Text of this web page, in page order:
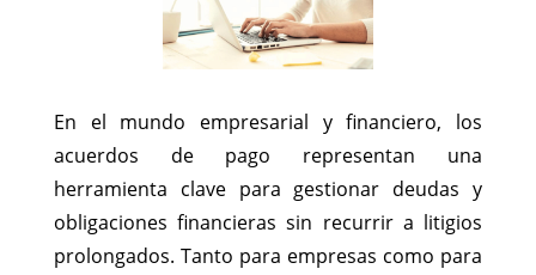
En el mundo empresarial y financiero, los
acuerdos de pago representan una
herramienta clave para gestionar deudas y
obligaciones financieras sin recurrir a litigios
prolongados. Tanto para empresas como para